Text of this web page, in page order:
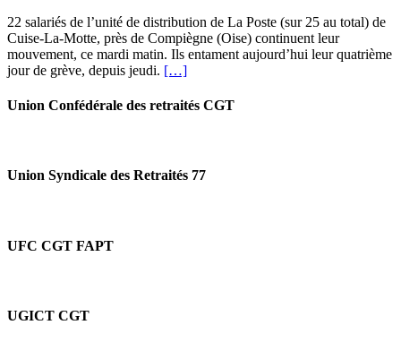
LA-
MOTTE
(60)
22 salariés de l’unité de distribution de La Poste (sur 25 au total) de
Cuise-La-Motte, près de Compiègne (Oise) continuent leur
mouvement, ce mardi matin. Ils entament aujourd’hui leur quatrième
jour de grève, depuis jeudi. […]
Union Confédérale des retraités CGT
Union Syndicale des Retraités 77
UFC CGT FAPT
UGICT CGT